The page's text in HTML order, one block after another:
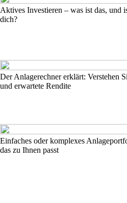
Aktives Investieren – was ist das, und
dich?
Der Anlagerechner erklärt: Verstehen
und erwartete Rendite
Einfaches oder komplexes
das zu Ihnen passt